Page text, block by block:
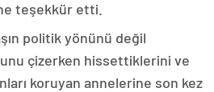
teşekkür etti.
politik yönünü değil
çizerken hissettiklerini ve
koruyan annelerine son kez